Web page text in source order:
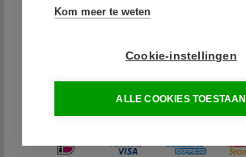
Kom meer te weten
Cookie-instellingen
ALLE COOKIES TOESTAAN